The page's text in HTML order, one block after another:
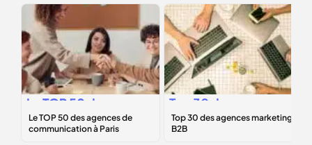
Le TOP 50 des
agences de
communication à
Top 30 des
agences
marketing B2B